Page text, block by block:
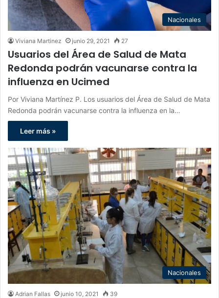
Nacionales
Viviana Martinez junio 29, 2021 27
Usuarios del Área de Salud de Mata
Redonda podrán vacunarse contra la
influenza en Ucimed
Por Viviana Martínez P. Los usuarios del Área de Salud de Mata
Redonda podrán vacunarse contra la influenza en la…
Leer más »
Nacionales
Adrian Fallas junio 10, 2021 39